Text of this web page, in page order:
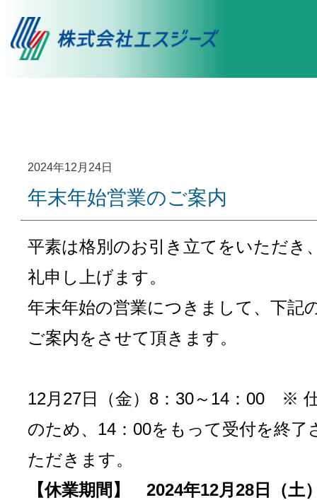
2024年12月24日
年末年始営業のご案内
平素は格別のお引き立てをいただき
礼申し上げます。
年末年始の営業につきまして、下記
ご案内をさせて頂きます。
12月27日（金）8：30～14：00
※
のため、14：00をもって受付を終了
ただきます。
【休業期間】 2024年12月28日（土